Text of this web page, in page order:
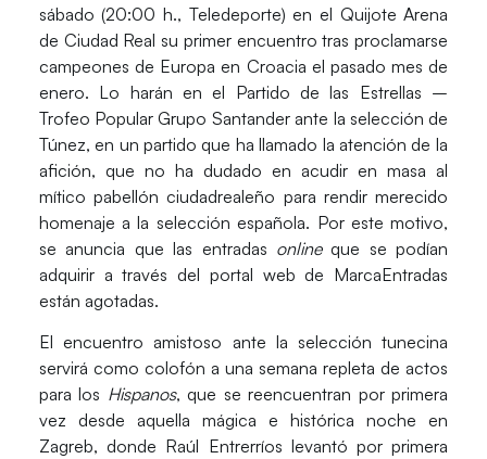
sábado (20:00 h., Teledeporte) en el Quijote Arena
de Ciudad Real su primer encuentro tras proclamarse
campeones de Europa en Croacia el pasado mes de
enero. Lo harán en el Partido de las Estrellas –
Trofeo Popular Grupo Santanderante la selección de
Túnez, en un partido que ha llamado la atención de la
afición, que no ha dudado en acudir en masa al
mítico pabellón ciudadrealeño para rendir merecido
homenaje a la selección española. Por este motivo,
se anuncia que las entradas online que se podían
adquirir a través del portal web de MarcaEntradas
están agotadas.
El encuentro amistoso ante la selección tunecina
servirá como colofón a una semana repleta de actos
para los Hispanos, que se reencuentran por primera
vez desde aquella mágica e histórica noche en
Zagreb, donde Raúl Entrerríos levantó por primera